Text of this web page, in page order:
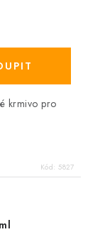
krmivo pro
Kód: 5827